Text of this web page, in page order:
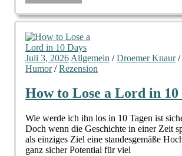
Juli 3, 2026 Allgemein /Droemer Knaur/
Humor/Rezension
How to Lose a Lord in 10
Wie werde ich ihn los in 10 Tagen ist
Doch wenn die Geschichte in einer Zeit
als einziges Ziel eine standesgemäße
ganz sicher Potential für viel